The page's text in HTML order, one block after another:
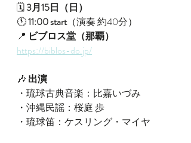
🗓 3月15日（日）
🕚 11:00 start（演奏 約40分）
📍 ビブロス堂（那覇）
https://biblos-do.jp/
🎶 出演
・琉球古典音楽：比嘉いづみ
・沖縄民謡：桜庭 歩
・琉球笛：ケスリング・マイヤ